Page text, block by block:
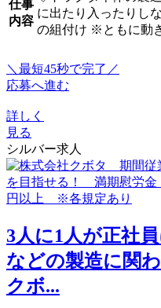
仕事
内容
に出たり入ったりし
の組付け ※ともに動
＼最短45秒で完了／
応募へ進む
詳しく
見る
シルバー求人
3人に1人が正社
などの製造に関
クボ...